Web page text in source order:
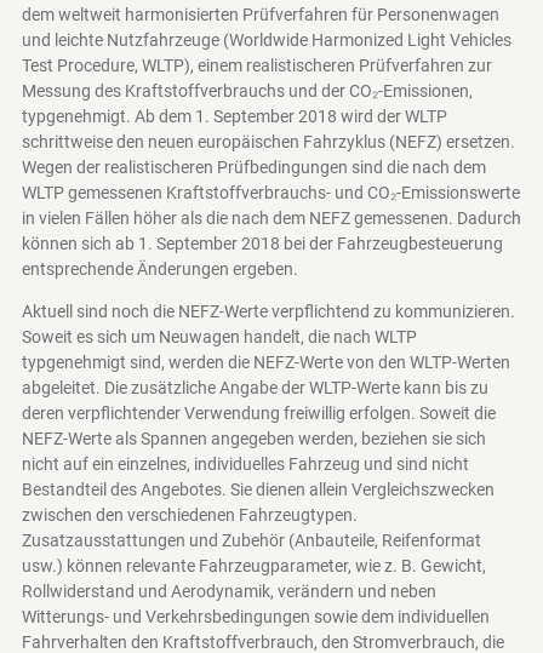
dem weltweit harmonisierten Prüfverfahren für Personenwagen
und leichte Nutzfahrzeuge (Worldwide Harmonized Light Vehicles
Test Procedure, WLTP), einem realistischeren Prüfverfahren zur
Messung des Kraftstoffverbrauchs und der CO₂-Emissionen,
typgenehmigt. Ab dem 1. September 2018 wird der WLTP
schrittweise den neuen europäischen Fahrzyklus (NEFZ) ersetzen.
Wegen der realistischeren Prüfbedingungen sind die nach dem
WLTP gemessenen Kraftstoffverbrauchs- und CO₂-Emissionswerte
in vielen Fällen höher als die nach dem NEFZ gemessenen. Dadurch
können sich ab 1. September 2018 bei der Fahrzeugbesteuerung
entsprechende Änderungen ergeben.
Aktuell sind noch die NEFZ-Werte verpflichtend zu kommunizieren.
Soweit es sich um Neuwagen handelt, die nach WLTP
typgenehmigt sind, werden die NEFZ-Werte von den WLTP-Werten
abgeleitet. Die zusätzliche Angabe der WLTP-Werte kann bis zu
deren verpflichtender Verwendung freiwillig erfolgen. Soweit die
NEFZ-Werte als Spannen angegeben werden, beziehen sie sich
nicht auf ein einzelnes, individuelles Fahrzeug und sind nicht
Bestandteil des Angebotes. Sie dienen allein Vergleichszwecken
zwischen den verschiedenen Fahrzeugtypen.
Zusatzausstattungen und Zubehör (Anbauteile, Reifenformat
usw.) können relevante Fahrzeugparameter, wie z. B. Gewicht,
Rollwiderstand und Aerodynamik, verändern und neben
Witterungs- und Verkehrsbedingungen sowie dem individuellen
Fahrverhalten den Kraftstoffverbrauch, den Stromverbrauch, die